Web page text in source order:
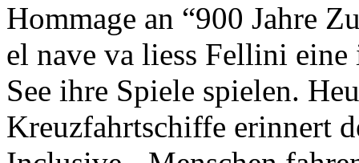
Hommage an “900 Jahre
el nave va liess Fellini
See ihre Spiele spielen.
Kreuzfahrtschiffe erinnert